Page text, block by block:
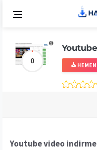
0
Youtube video indirme